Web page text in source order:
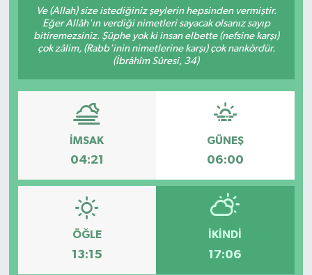
Ve (Allah) size istediğiniz şeylerin hepsinden vermiştir.
Eğer Allâh'ın verdiği nimetleri sayacak olsanız sayıp
bitiremezsiniz. Şüphe yok ki insan elbette (nefsine karşı)
çok zâlim, (Rabb'inin nimetlerine karşı) çok nankördür.
(İbrâhîm Sûresi, 34)
İMSAK
04:21
GÜNEŞ
06:00
ÖĞLE
13:15
İKINDI
17:06